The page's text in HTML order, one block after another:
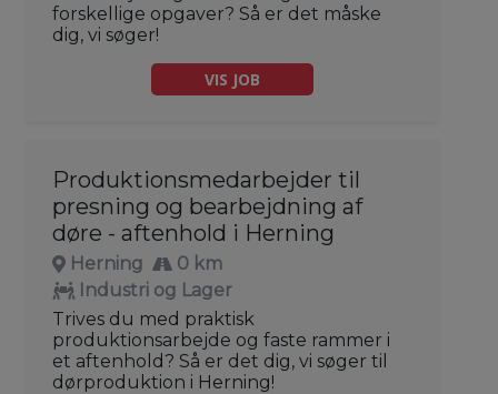
forskellige opgaver? Så er det måske
dig, vi søger!
VIS JOB
Produktionsmedarbejder til
presning og bearbejdning af
døre - aftenhold i Herning
Herning
0 km
Industri og Lager
Trives du med praktisk
produktionsarbejde og faste rammer i
et aftenhold? Så er det dig, vi søger til
dørproduktion i Herning!